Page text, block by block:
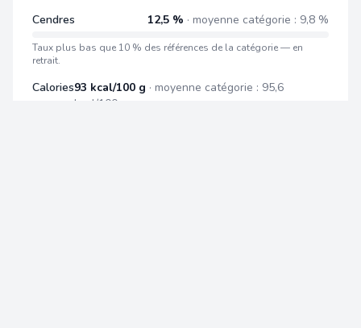
Cendres 12,5 % · moyenne catégorie : 9,8 %
Taux plus bas que 10 % des références de la catégorie — en
retrait.
Calories93 kcal/100 g · moyenne catégorie : 95,6
kcal/100 g